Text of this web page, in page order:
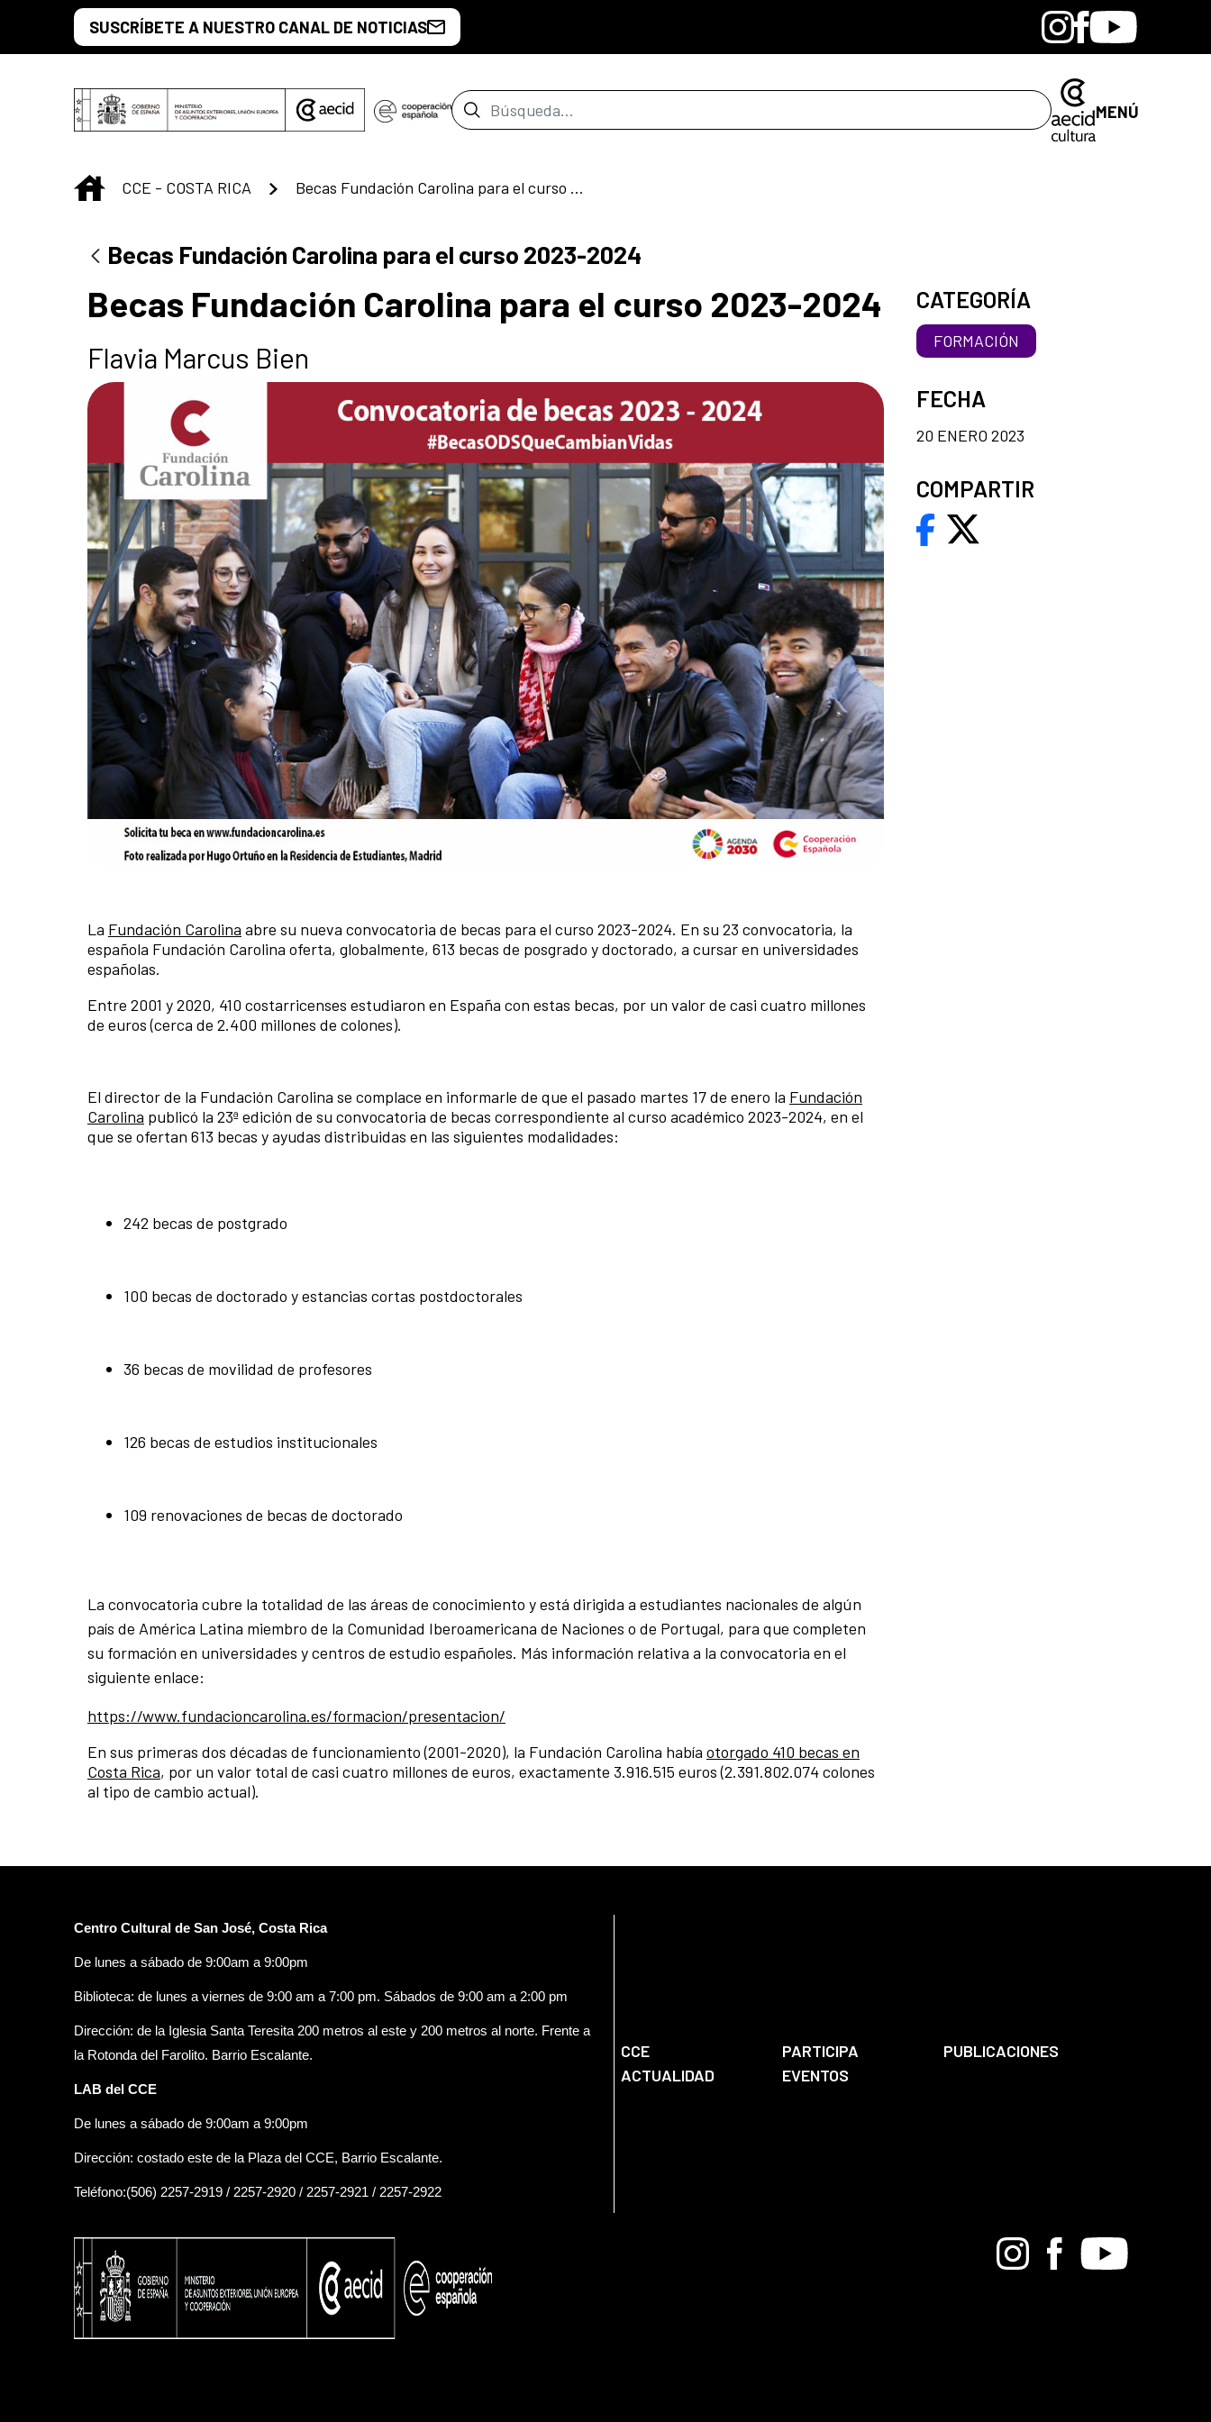
Saltar al contenido principal
SUSCRÍBETE A NUESTRO CANAL DE NOTICIAS BandcampInstagram
Facebook
Youtube
Barra de búsqueda MENÚ
INICIO
CCE - COSTA RICA Becas Fundación Carolina para el curso 2023-2024
Becas Fundación Carolina para el curso 2023-2024
Becas Fundación Carolina para el curso 2023-2024
Flavia Marcus Bien
La Fundación Carolina abre su nueva convocatoria de becas para el curso 2023-2024. En su 23 convocatoria, la
española Fundación Carolina oferta, globalmente, 613 becas de posgrado y doctorado, a cursar en universidades
españolas.
Entre 2001 y 2020, 410 costarricenses estudiaron en España con estas becas, por un valor de casi cuatro millones
de euros (cerca de 2.400 millones de colones).
El director de la Fundación Carolina se complace en informarle de que el pasado martes 17 de enero la Fundación
Carolina publicó la 23ª edición de su convocatoria de becas correspondiente al curso académico 2023-2024, en el
que se ofertan 613 becas y ayudas distribuidas en las siguientes modalidades:
242 becas de postgrado
100 becas de doctorado y estancias cortas postdoctorales
36 becas de movilidad de profesores
126 becas de estudios institucionales
109 renovaciones de becas de doctorado
La convocatoria cubre la totalidad de las áreas de conocimiento y está dirigida a estudiantes nacionales de algún
país de América Latina miembro de la Comunidad Iberoamericana de Naciones o de Portugal, para que completen
su formación en universidades y centros de estudio españoles. Más información relativa a la convocatoria en el
siguiente enlace:
https://www.fundacioncarolina.es/formacion/presentacion/
En sus primeras dos décadas de funcionamiento (2001-2020), la Fundación Carolina había otorgado 410 becas en
Costa Rica, por un valor total de casi cuatro millones de euros, exactamente 3.916.515 euros (2.391.802.074 colones
al tipo de cambio actual).
CATEGORÍA
FORMACIÓN
FECHA
20 ENERO 2023
COMPARTIR
Centro Cultural de San José, Costa Rica
De lunes a sábado de 9:00am a 9:00pm
Biblioteca: de lunes a viernes de 9:00 am a 7:00 pm. Sábados de 9:00 am a 2:00 pm
Dirección: de la Iglesia Santa Teresita 200 metros al este y 200 metros al norte. Frente a
la Rotonda del Farolito. Barrio Escalante.
LAB del CCE
De lunes a sábado de 9:00am a 9:00pm
Dirección: costado este de la Plaza del CCE, Barrio Escalante.
Teléfono:(506) 2257-2919 / 2257-2920 / 2257-2921 / 2257-2922
CCE PARTICIPA
PUBLICACIONES
ACTUALIDAD
EVENTOS
BandcampInstagramFacebook
Youtube